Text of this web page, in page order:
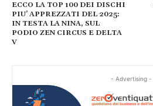
ECCO LA TOP 100 DEI DISCHI
PIU’ APPREZZATI DEL 2025:
IN TESTA LA NINA, SUL
PODIO ZEN CIRCUS E DELTA
V
- Advertising -